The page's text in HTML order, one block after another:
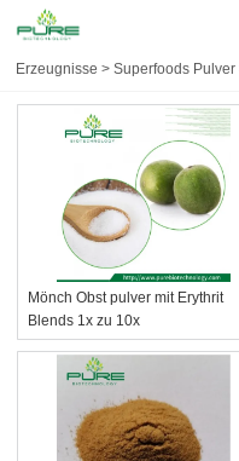
Erzeugnisse >Superfoods Pulver
Mönch Obst pulver mit Erythrit
Blends 1x zu 10x